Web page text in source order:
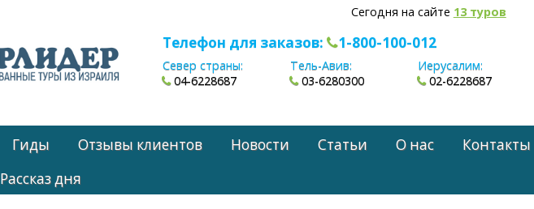
Сегодня на сайте 13 туров
Телефон для заказов: 1-800-100-012
Север страны:
04-6228687
Тель-Авив:
03-6280300
Иерусалим:
02-6228687
Гиды Отзывы клиентов Новости Статьи О нас Контакты
Рассказ дня